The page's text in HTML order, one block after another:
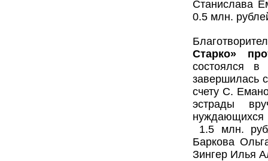
Станислава
0.5 млн.
Старко»
состоялся в
завершилась
счету С.
эстрады
нуждающихся
1.5 млн.
Баркова
Зингер Илья